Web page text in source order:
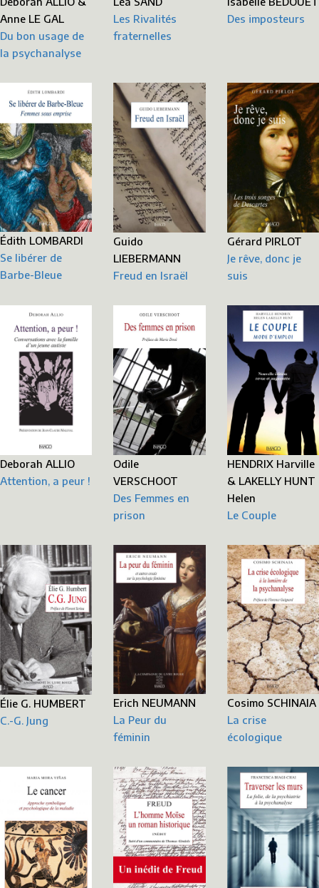
Anne LE GAL
Du bon usage de
la psychanalyse
Les Rivalités
fraternelles
Des imposteurs
Édith LOMBARDI
Se libérer de
Barbe-Bleue
Guido
LIEBERMANN
Freud en Israël
Gérard PIRLOT
Je rêve, donc je
suis
Deborah ALLIO
Attention, a peur !
Odile
VERSCHOOT
Des Femmes en
prison
HENDRIX Harville
& LAKELLY HUNT
Helen
Le Couple
Élie G. HUMBERT
C.-G. Jung
Erich NEUMANN
La Peur du
féminin
Cosimo SCHINAIA
La crise
écologique